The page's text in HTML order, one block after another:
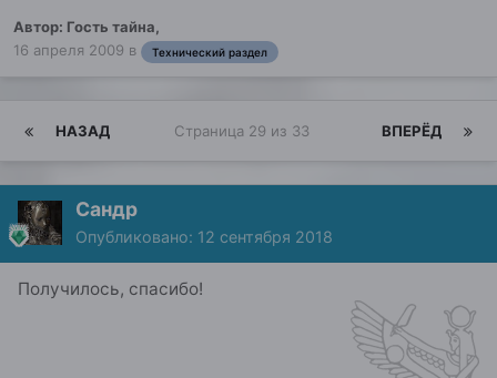
Автор: Гость тайна,
16 апреля 2009 в Технический раздел
НАЗАД ВПЕРЁД
Страница 29 из 33
Сандр
Опубликовано: 12 сентября 2018
Получилось, спасибо!